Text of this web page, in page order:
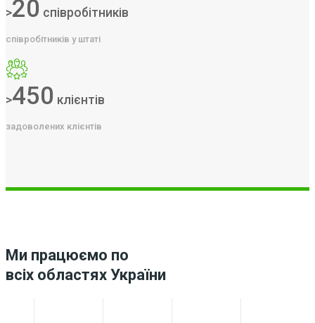
>20 співробітників
співробітників у штаті
>450 клієнтів
задоволених клієнтів
Ми працюємо по
всіх областях України